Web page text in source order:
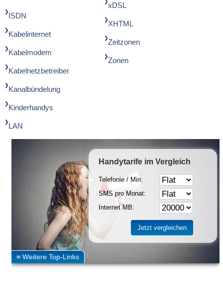
ISDN
Kabelinternet
Kabelmodem
Kabelnetzbetreiber
Kanalbündelung
Kinderhandys
LAN
xDSL
XHTML
Zeitzonen
Zonen
Handytarife im Vergleich
Telefonie / Min:
SMS pro Monat:
Internet MB: